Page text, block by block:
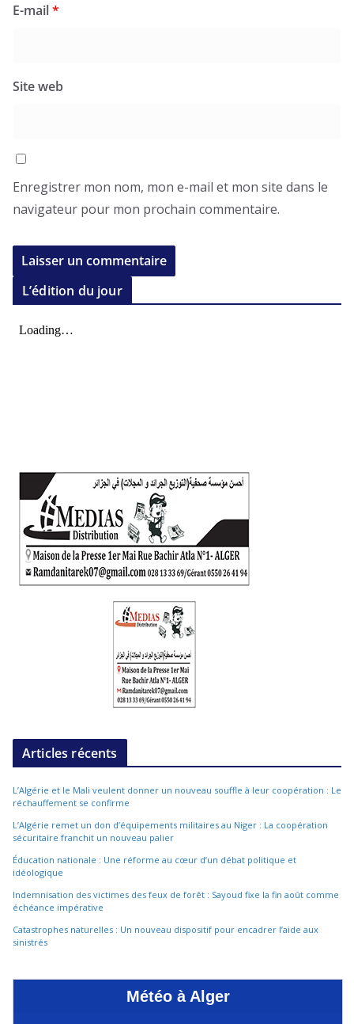
E-mail*
Site web
Enregistrer mon nom, mon e-mail et mon site dans le
navigateur pour mon prochain commentaire.
L’édition du jour
Articles récents
L’Algérie et le Mali veulent donner un nouveau souffle à leur coopération : Le
réchauffement se confirme
L’Algérie remet un don d’équipements militaires au Niger : La coopération
sécuritaire franchit un nouveau palier
Éducation nationale : Une réforme au cœur d’un débat politique et
idéologique
Indemnisation des victimes des feux de forêt : Sayoud fixe la fin août comme
échéance impérative
Catastrophes naturelles : Un nouveau dispositif pour encadrer l’aide aux
sinistrés
Météo à Alger